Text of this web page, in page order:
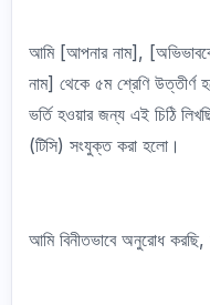
আমি [আপনার নাম],
নাম] থেকে ৫ম শ্রেণি উত্তীর্ণ
ভর্তি হওয়ার জন্য এই চিঠি
(টিসি) সংযুক্ত করা হলো।
আমি বিনীতভাবে অনুরোধ